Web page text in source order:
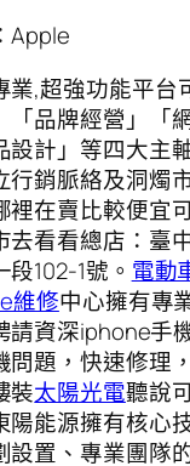
Apple
業,超強功能平台
「品牌經營」「
設計」等四大主
行銷脈絡及洞燭
裡在賣比較便宜
去看看總店：臺
102-1號。 電動
維修中心擁有專
請資深iphone手
問題，快速修理
裝太陽光電聽說
陽能源擁有核心
設置、專業團隊